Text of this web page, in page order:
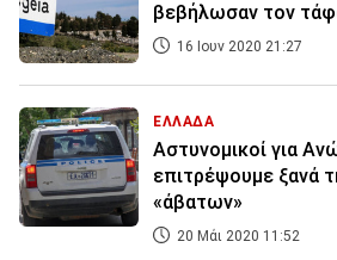
βεβήλωσαν τον
16 Ιουν 2020 21:27
ΕΛΛΑΔΑ
Αστυνομικοί για
επιτρέψουμε ξανά
«άβατων»
20 Μάι 2020 11:52